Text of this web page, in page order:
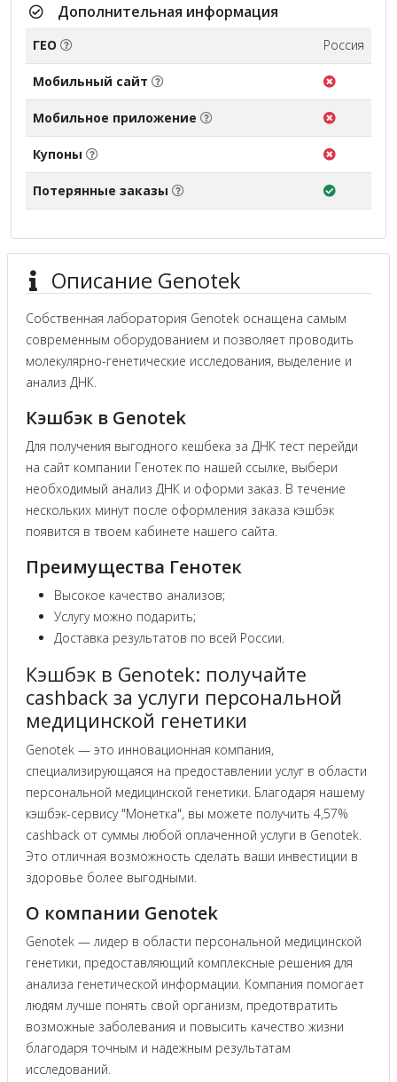
Дополнительная информация
ГЕО Россия
Мобильный сайт
Мобильное приложение
Купоны
Потерянные заказы
Описание Genotek
Собственная лаборатория Genotek оснащена самым
современным оборудованием и позволяет проводить
молекулярно-генетические исследования, выделение и
анализ ДНК.
Кэшбэк в Genotek
Для получения выгодного кешбека за ДНК тест перейди
на сайт компании Генотек по нашей ссылке, выбери
необходимый анализ ДНК и оформи заказ. В течение
нескольких минут после оформления заказа кэшбэк
появится в твоем кабинете нашего сайта.
Преимущества Генотек
Высокое качество анализов;
Услугу можно подарить;
Доставка результатов по всей России.
Кэшбэк в Genotek: получайте
cashback за услуги персональной
медицинской генетики
Genotek — это инновационная компания,
специализирующаяся на предоставлении услуг в области
персональной медицинской генетики. Благодаря нашему
кэшбэк-сервису "Монетка", вы можете получить 4,57%
cashback от суммы любой оплаченной услуги в Genotek.
Это отличная возможность сделать ваши инвестиции в
здоровье более выгодными.
О компании Genotek
Genotek — лидер в области персональной медицинской
генетики, предоставляющий комплексные решения для
анализа генетической информации. Компания помогает
людям лучше понять свой организм, предотвратить
возможные заболевания и повысить качество жизни
благодаря точным и надежным результатам
исследований.